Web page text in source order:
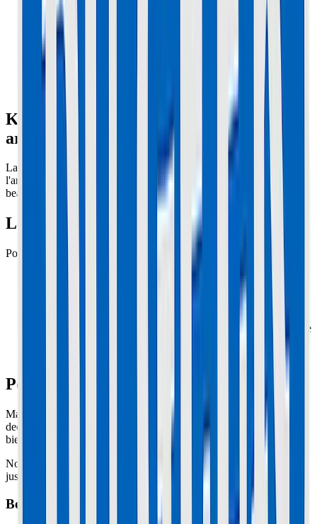
Kugoo G-Booster : Plus de moteur
arrière ? Diagnostic du Contrôleur
La G-Booster a deux contrôleurs séparés (A pour l'avant, B pour
l'arrière). Le B encaisse toute la charge en mode Single, et il chauffe
beaucoup.
Le Test Croisé (Infaillible)
Pour savoir si c'est le moteur ou le contrôleur :
Débranchez les 3 fils de phase (Bleu/Vert/Jaune) du
contrôleur Arrière et branchez-les sur le contrôleur Avant.
Si le moteur arrière tourne avec le contrôleur avant, alors votre
moteur est VIVANT. C'est votre contrôleur Arrière qui est
Pourquoi ça grille ?
Mauvaise dissipation thermique. Le contrôleur est enfermé dans le
deck sans pâte thermique. Quand vous le changez, assurez-vous de
bien le coller au châssis pour dissiper la chaleur.
Note : Vérifiez aussi le bouton guidon Single/Dual. Parfois, c'est
juste le bouton qui est oxydé !
Besoin d'un expert à Cannes ou Le Cannet ?